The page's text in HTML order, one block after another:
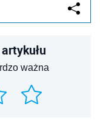
ważna